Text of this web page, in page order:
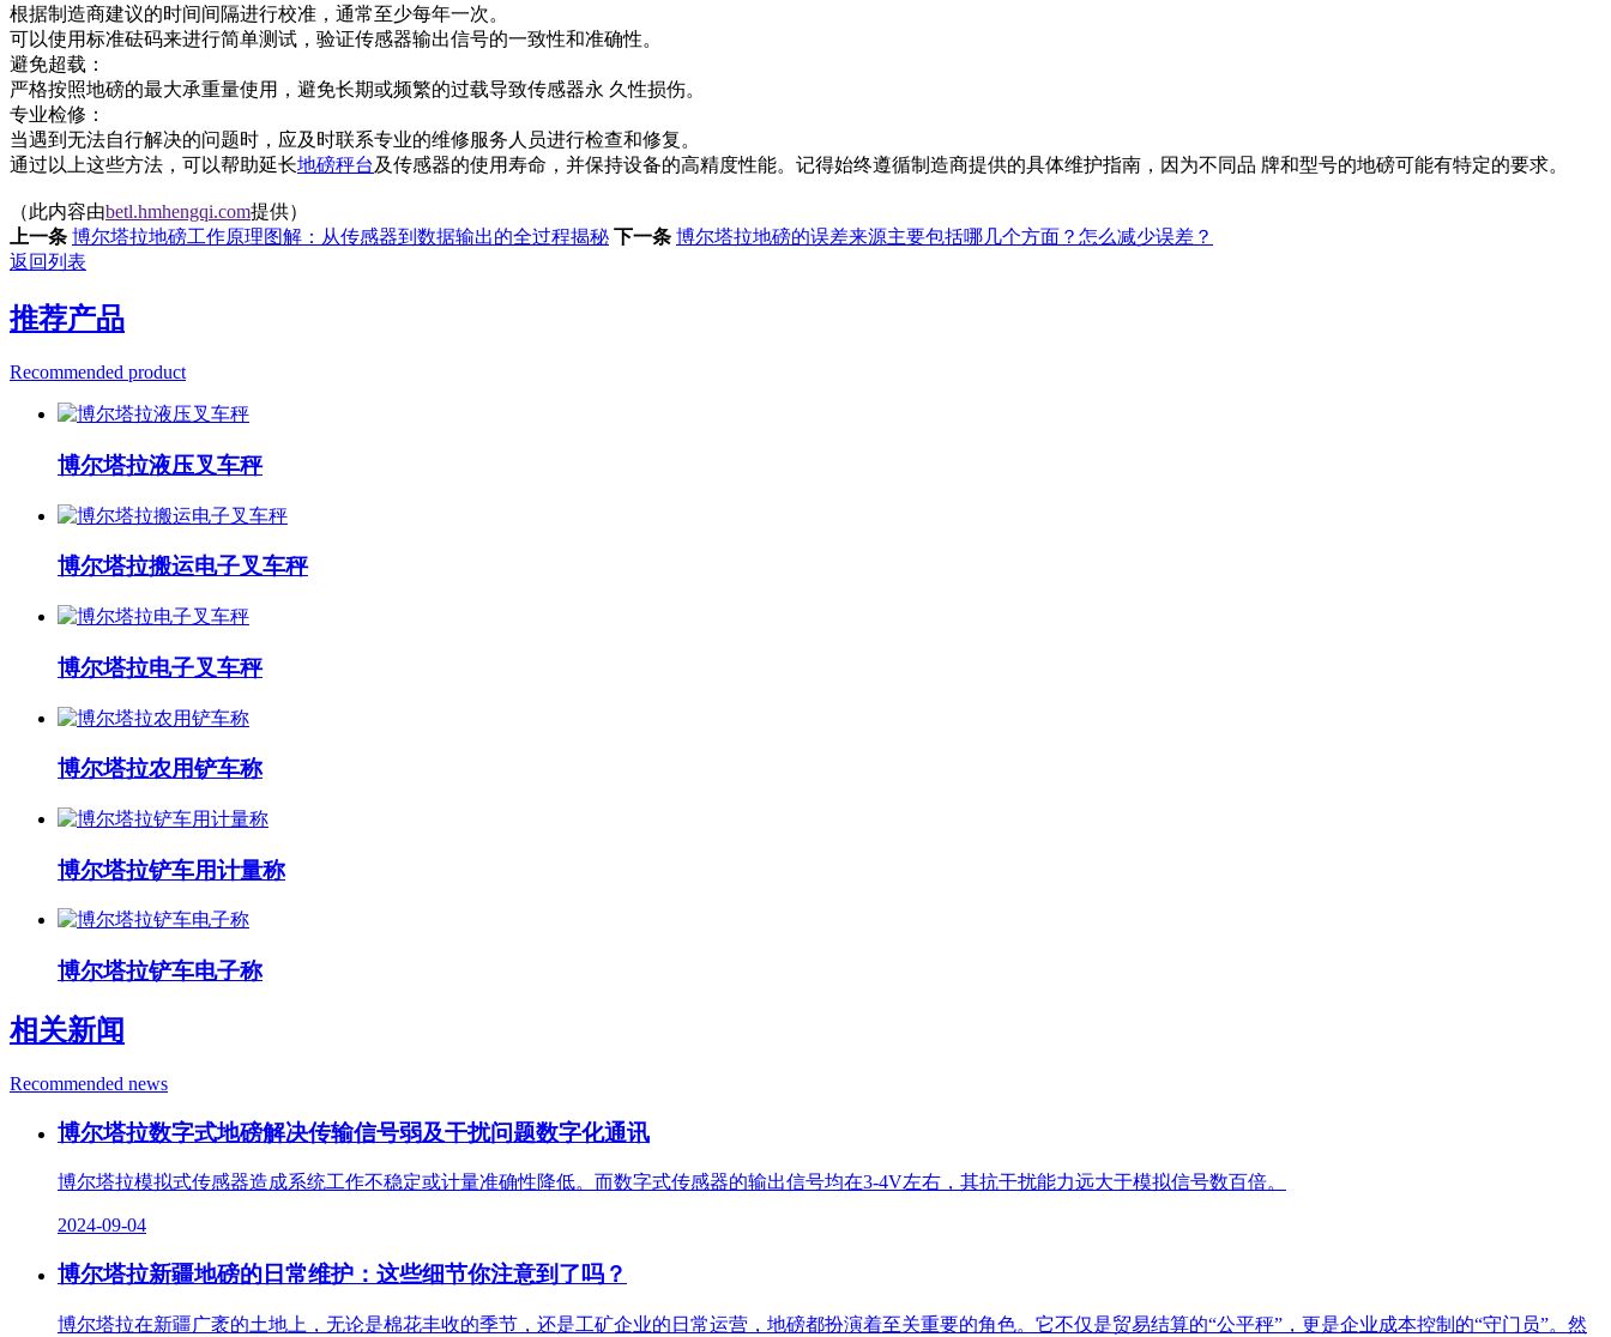
根据制造商建议的时间间隔进行校准，通常至少每年一次。
可以使用标准砝码来进行简单测试，验证传感器输出信号的一致性和准确性。
避免超载：
严格按照地磅的最大承重量使用，避免长期或频繁的过载导致传感器永 久性损伤。
专业检修：
当遇到无法自行解决的问题时，应及时联系专业的维修服务人员进行检查和修复。
通过以上这些方法，可以帮助延长地磅秤台及传感器的使用寿命，并保持设备的高精度性能。记得始终遵循制造商提供的具体维护指南，因为不同品 牌和型号的地磅可能有特定的要求。
（此内容由betl.hmhengqi.com提供）
上一条 博尔塔拉地磅工作原理图解：从传感器到数据输出的全过程揭秘 下一条 博尔塔拉地磅的误差来源主要包括哪几个方面？怎么减少误差？
返回列表
推荐产品
Recommended product
博尔塔拉液压叉车秤
博尔塔拉搬运电子叉车秤
博尔塔拉电子叉车秤
博尔塔拉农用铲车称
博尔塔拉铲车用计量称
博尔塔拉铲车电子称
相关新闻
Recommended news
博尔塔拉数字式地磅解决传输信号弱及干扰问题数字化通讯
博尔塔拉模拟式传感器造成系统工作不稳定或计量准确性降低。而数字式传感器的输出信号均在3-4V左右，其抗干扰能力远大于模拟信号数百倍。
2024-09-04
博尔塔拉新疆地磅的日常维护：这些细节你注意到了吗？
博尔塔拉在新疆广袤的土地上，无论是棉花丰收的季节，还是工矿企业的日常运营，地磅都扮演着至关重要的角色。它不仅是贸易结算的“公平秤”，更是企业成本控制的“守门员”。然